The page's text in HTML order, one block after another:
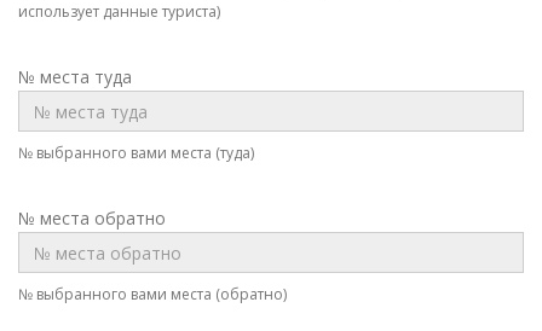
использует данные туриста)
№ места туда
№ выбранного вами места (туда)
№ места обратно
№ выбранного вами места (обратно)